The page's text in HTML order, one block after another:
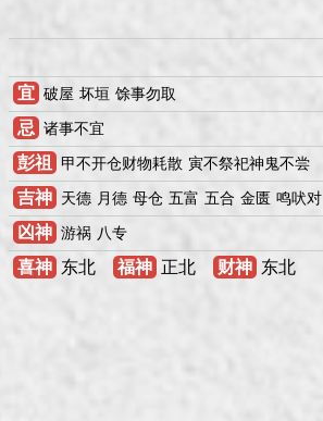
宜 破屋 坏垣 馀事勿取
忌 诸事不宜
彭祖 甲不开仓财物耗散 寅不祭祀神鬼不尝
吉神 天德 月德 母仓 五富 五合 金匮 鸣吠对
凶神 游祸 八专
喜神 东北 福神 正北 财神 东北